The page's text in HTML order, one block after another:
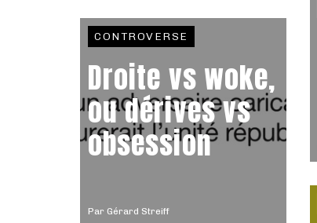
Par Gérard Streiff
CONTROVERSE
Droite vs woke,
ou dérives vs
obsession